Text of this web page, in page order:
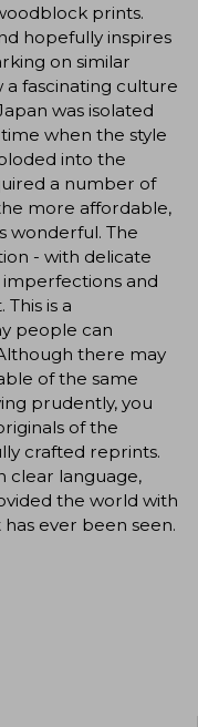
prints.
hopefully inspires
on similar
a fascinating culture
was isolated
when the style
into the
a number of
more affordable,
wonderful. The
- with delicate
and
is a
people can
there may
of the same
prudently, you
of the
crafted reprints.
clear language,
the world with
ever been seen.